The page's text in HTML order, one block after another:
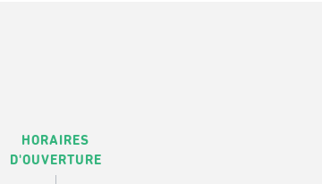
HORAIRES
D'OUVERTURE